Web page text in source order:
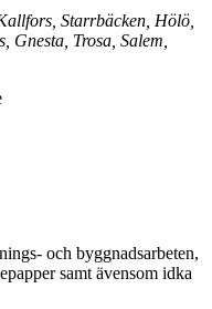
Starrbäcken, Hölö,
Gnesta, Trosa, Salem,
och byggnadsarbeten,
samt ävensom idka